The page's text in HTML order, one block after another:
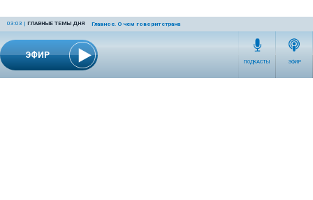
ЭФИР
03:03 | ГЛАВНЫЕ ТЕМЫ ДНЯ Главное. О чем говорит страна
ПОДКАСТЫ ЭФИР